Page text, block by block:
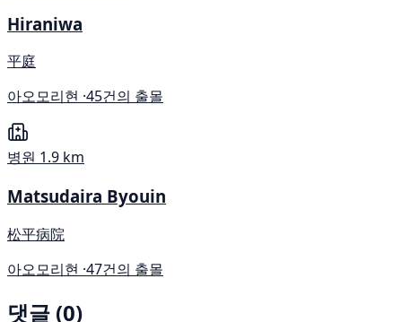
Hiraniwa
平庭
아오모리현 ·45건의 출몰
병원 1.9 km
Matsudaira Byouin
松平病院
아오모리현 ·47건의 출몰
댓글 (0)